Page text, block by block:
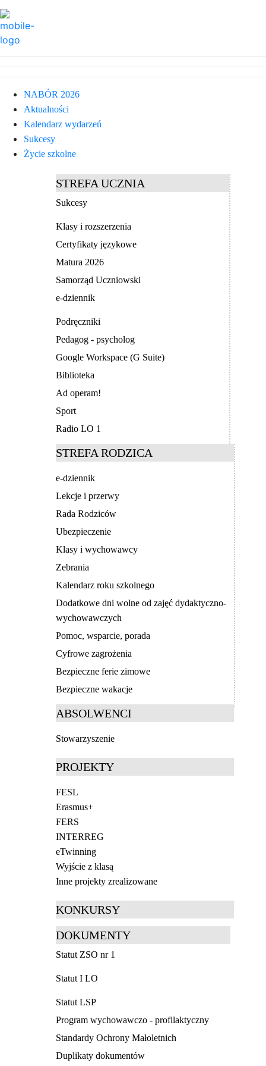
NABÓR 2026
Aktualności
Kalendarz wydarzeń
Sukcesy
Życie szkolne
STREFA UCZNIA
Sukcesy
Klasy i rozszerzenia
Certyfikaty językowe
Matura 2026
Samorząd Uczniowski
e-dziennik
Podręczniki
Pedagog - psycholog
Google Workspace (G Suite)
Biblioteka
Ad operam!
Sport
Radio LO 1
STREFA RODZICA
e-dziennik
Lekcje i przerwy
Rada Rodziców
Ubezpieczenie
Klasy i wychowawcy
Zebrania
Kalendarz roku szkolnego
Dodatkowe dni wolne od zajęć dydaktyczno-
wychowawczych
Pomoc, wsparcie, porada
Cyfrowe zagrożenia
Bezpieczne ferie zimowe
Bezpieczne wakacje
ABSOLWENCI
Stowarzyszenie
PROJEKTY
FESL
Erasmus+
FERS
INTERREG
eTwinning
Wyjście z klasą
Inne projekty zrealizowane
KONKURSY
DOKUMENTY
Statut ZSO nr 1
Statut I LO
Statut LSP
Program wychowawczo - profilaktyczny
Standardy Ochrony Małoletnich
Duplikaty dokumentów